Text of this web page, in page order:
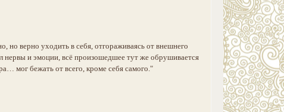
но верно уходить в себя, отгораживаясь от внешнего
нервы и эмоции, всё произошедшее тут же обрушивается
мог бежать от всего, кроме себя самого."